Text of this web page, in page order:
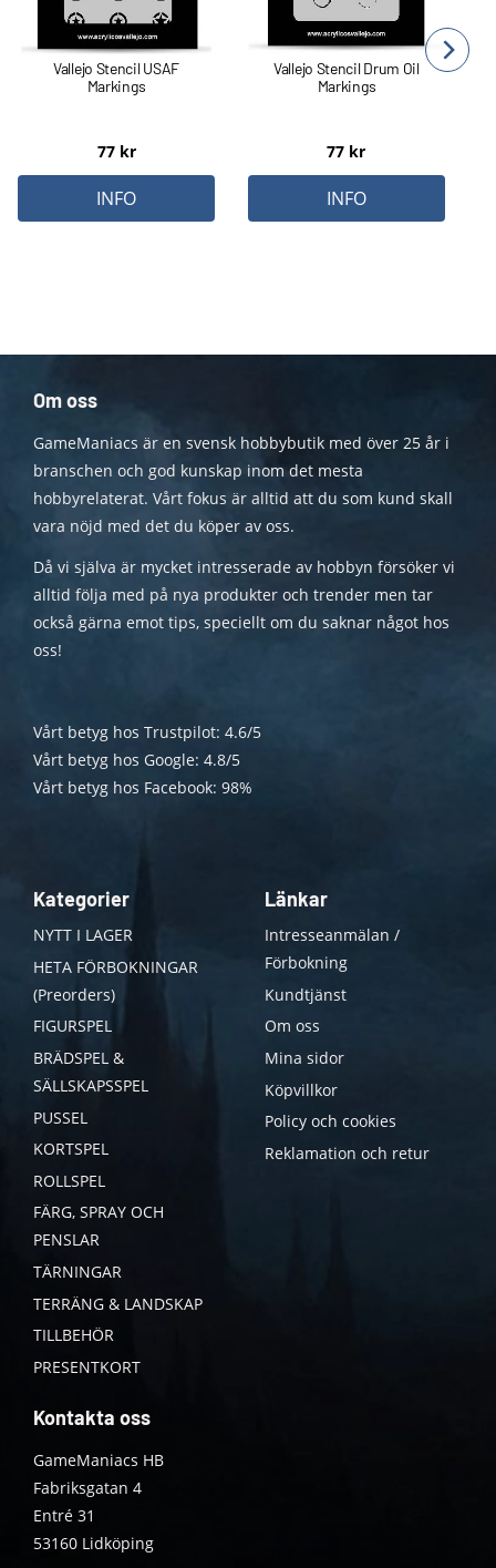
Vallejo Stencil USAF
Markings
77kr
INFO
Vallejo Stencil Drum Oil
Markings
77 kr
INFO
Om oss
GameManiacs är en svensk hobbybutik med över 25 år i
branschen och god kunskap inom det mesta
hobbyrelaterat. Vårt fokus är alltid att du som kund skall
vara nöjd med det du köper av oss.
Då vi själva är mycket intresserade av hobbyn försöker vi
alltid följa med på nya produkter och trender men tar
också gärna emot tips, speciellt om du saknar något hos
oss!
Vårt betyg hos Trustpilot: 4.6/5
Vårt betyg hos Google: 4.8/5
Vårt betyg hos Facebook: 98%
Kategorier
NYTT I LAGER
HETA FÖRBOKNINGAR
(Preorders)
FIGURSPEL
BRÄDSPEL &
SÄLLSKAPSSPEL
PUSSEL
KORTSPEL
ROLLSPEL
FÄRG, SPRAY OCH
PENSLAR
TÄRNINGAR
TERRÄNG & LANDSKAP
TILLBEHÖR
PRESENTKORT
Länkar
Intresseanmälan /
Förbokning
Kundtjänst
Om oss
Mina sidor
Köpvillkor
Policy och cookies
Reklamation och retur
Kontakta oss
GameManiacs HB
Fabriksgatan 4
Entré 31
53160 Lidköping